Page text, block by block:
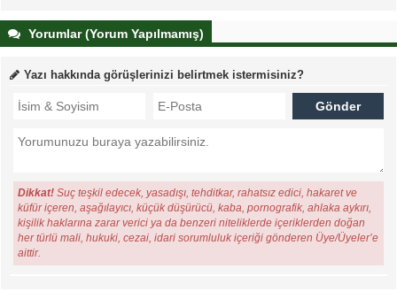
Yorumlar (Yorum Yapılmamış)
Yazı hakkında görüşlerinizi belirtmek istermisiniz?
Dikkat! Suç teşkil edecek, yasadışı, tehditkar, rahatsız edici, hakaret ve
küfür içeren, aşağılayıcı, küçük düşürücü, kaba, pornografik, ahlaka aykırı,
kişilik haklarına zarar verici ya da benzeri niteliklerde içeriklerden doğan
her türlü mali, hukuki, cezai, idari sorumluluk içeriği gönderen Üye/Üyeler’e
aittir.